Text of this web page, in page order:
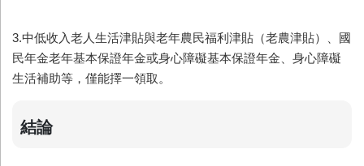
3.中低收入老人生活津貼與老年農民福利津貼（老農津貼）、國
民年金老年基本保證年金或身心障礙基本保證年金、身心障礙
生活補助等，僅能擇一領取。
結論